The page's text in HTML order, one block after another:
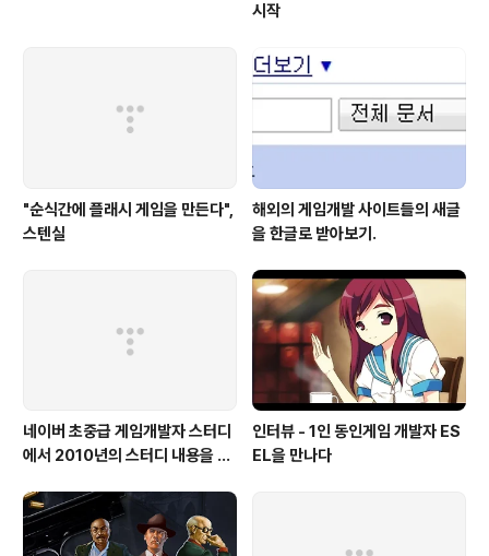
시작
"순식간에 플래시 게임을 만든다",
스텐실
해외의 게임개발 사이트들의 새글
을 한글로 받아보기.
네이버 초중급 게임개발자 스터디
에서 2010년의 스터디 내용을 공
인터뷰 - 1인 동인게임 개발자 ES
EL을 만나다